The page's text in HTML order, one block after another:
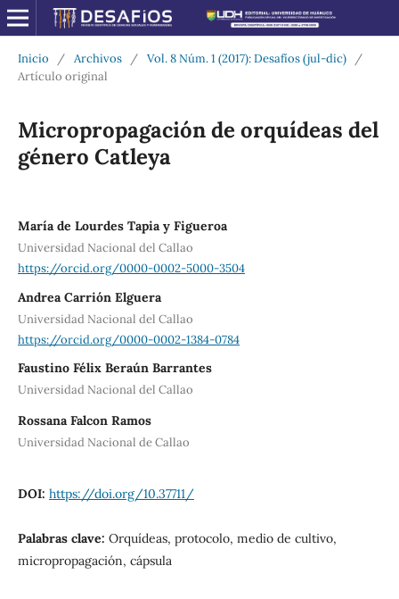
Inicio / Archivos / Vol. 8 Núm. 1 (2017): Desafíos (jul-dic)
/
Artículo original
Micropropagación de orquídeas del
género Catleya
María de Lourdes Tapia y Figueroa
Universidad Nacional del Callao
https://orcid.org/0000-0002-5000-3504
Andrea Carrión Elguera
Universidad Nacional del Callao
https://orcid.org/0000-0002-1384-0784
Faustino Félix Beraún Barrantes
Universidad Nacional del Callao
Rossana Falcon Ramos
Universidad Nacional de Callao
DOI: https://doi.org/10.37711/
Palabras clave: Orquídeas, protocolo, medio de cultivo,
micropropagación, cápsula